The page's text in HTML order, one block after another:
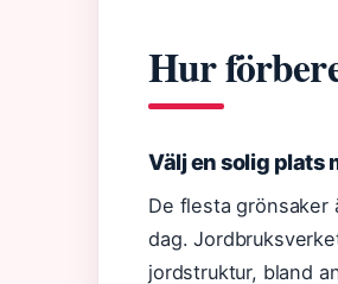
Hur
Välj en solig plats
De flesta grönsaker
dag.
jordstruktur, bland